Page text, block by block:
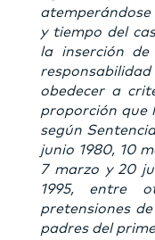
y tiempo del
la inserción
obedecer a
proporción que
según
junio 1980, 10
7 marzo y 20
1995, entre
pretensiones
padres del